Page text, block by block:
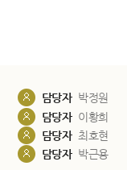
담당자 박정원
담당자 이황희
담당자 최호현
담당자 박근용